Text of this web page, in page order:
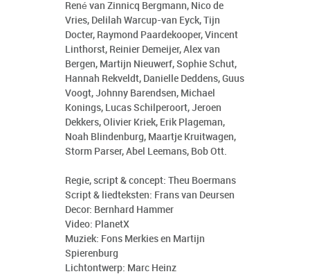
René van Zinnicq Bergmann, Nico de
Vries, Delilah Warcup-van Eyck, Tijn
Docter, Raymond Paardekooper, Vincent
Linthorst, Reinier Demeijer, Alex van
Bergen, Martijn Nieuwerf, Sophie Schut,
Hannah Rekveldt, Danielle Deddens, Guus
Voogt, Johnny Barendsen, Michael
Konings, Lucas Schilperoort, Jeroen
Dekkers, Olivier Kriek, Erik Plageman,
Noah Blindenburg, Maartje Kruitwagen,
Storm Parser, Abel Leemans, Bob Ott.
Regie, script & concept: Theu Boermans
Script & liedteksten: Frans van Deursen
Decor: Bernhard Hammer
Video: PlanetX
Muziek: Fons Merkies en Martijn
Spierenburg
Lichtontwerp: Marc Heinz